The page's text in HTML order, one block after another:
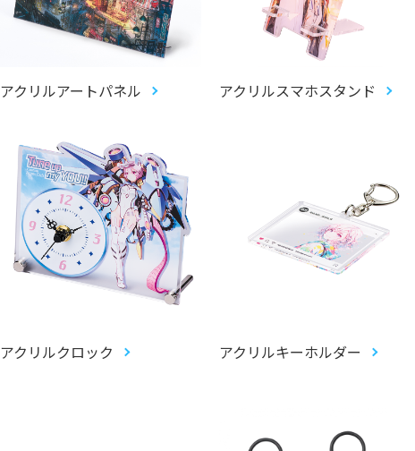
アクリルアートパネル アクリルスマホスタンド
アクリルクロック アクリルキーホルダー